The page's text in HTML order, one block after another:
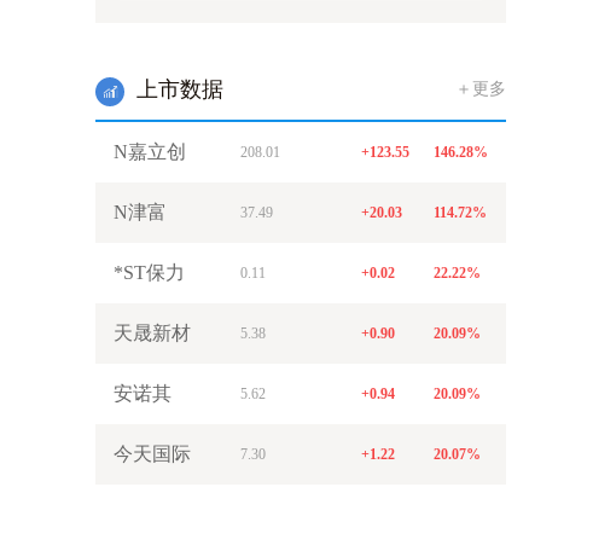
w 上市数据 ＋更多
N嘉立创 208.01 +123.55 146.28%
N津富 37.49 +20.03 114.72%
*ST保力 0.11 +0.02 22.22%
天晟新材 5.38 +0.90 20.09%
安诺其 5.62 +0.94 20.09%
今天国际 7.30 +1.22 20.07%